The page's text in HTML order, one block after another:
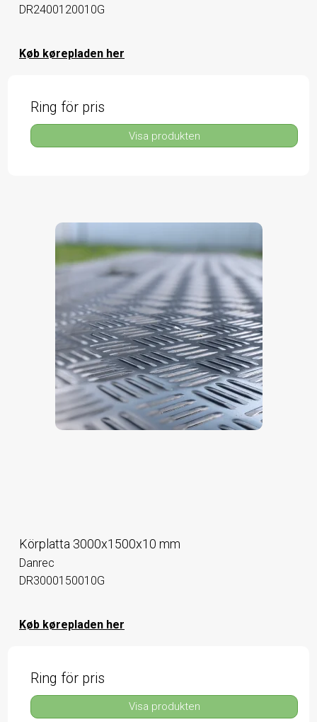
DR2400120010G
Køb kørepladen her
Ring för pris
Visa produkten
Körplatta 3000x1500x10 mm
Danrec
DR3000150010G
Køb kørepladen her
Ring för pris
Visa produkten